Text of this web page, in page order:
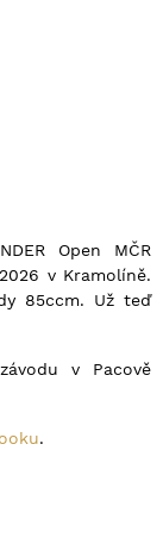
Open MČR
v Kramolíně.
85ccm. Už teď
v Pacově
.